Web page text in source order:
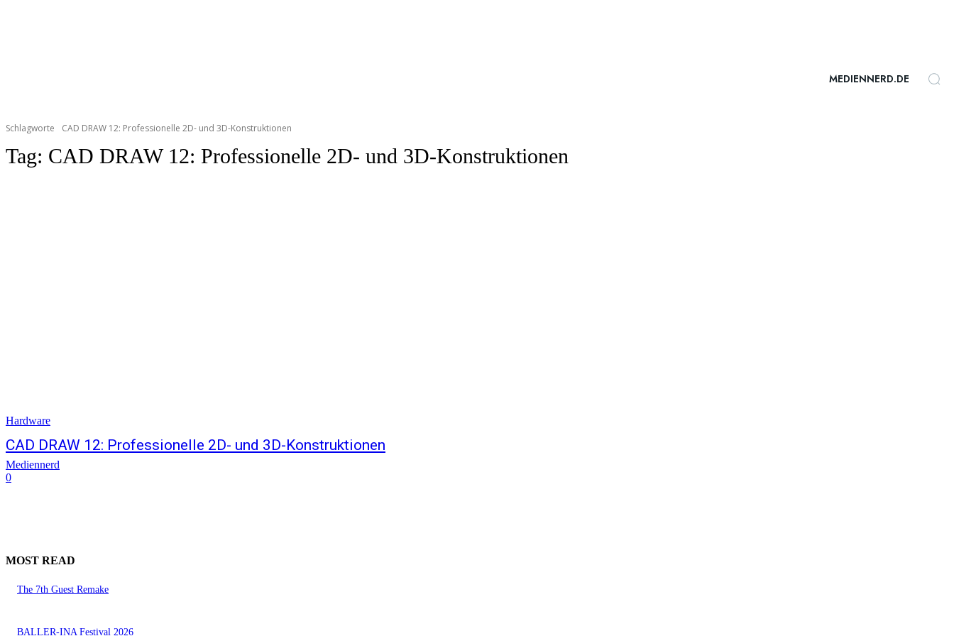
MEDIENNERD.DE
Schlagworte CAD DRAW 12: Professionelle 2D- und 3D-Konstruktionen
Tag: CAD DRAW 12: Professionelle 2D- und 3D-Konstruktionen
Hardware
CAD DRAW 12: Professionelle 2D- und 3D-Konstruktionen
Mediennerd
0
MOST READ
The 7th Guest Remake
BALLER-INA Festival 2026